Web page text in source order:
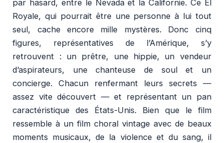
par hasard, entre le Nevada et la Californie. Ce El
Royale, qui pourrait être une personne à lui tout
seul, cache encore mille mystères. Donc cinq
figures, représentatives de l’Amérique, s’y
retrouvent : un prêtre, une hippie, un vendeur
d’aspirateurs, une chanteuse de soul et un
concierge. Chacun renfermant leurs secrets —
assez vite découvert — et représentant un pan
caractéristique des États-Unis. Bien que le film
ressemble à un film choral vintage avec de beaux
moments musicaux, de la violence et du sang, il